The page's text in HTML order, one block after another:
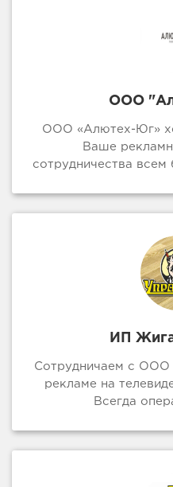
ООО
ООО «Алютех-Юг»
Ваше
сотрудничества всем
ИП
Сотрудничаем с ООО
рекламе на
Всегда